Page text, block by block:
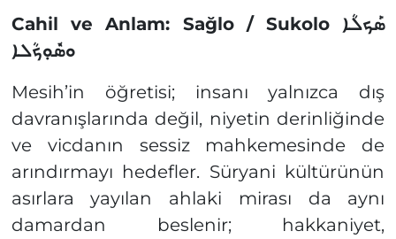
Cahil ve Anlam:
Sağlo / Sukolo ܣܰܟܠܳܐ
ܘܣܽܘܼܟܳܠܐ
Mesih’in öğretisi; insanı yalnızca dış
davranışlarında değil, niyetin derinliğinde
ve vicdanın sessiz mahkemesinde de
arındırmayı hedefler. Süryani kültürünün
asırlara yayılan ahlaki mirası da aynı
damardan beslenir; hakkaniyet,